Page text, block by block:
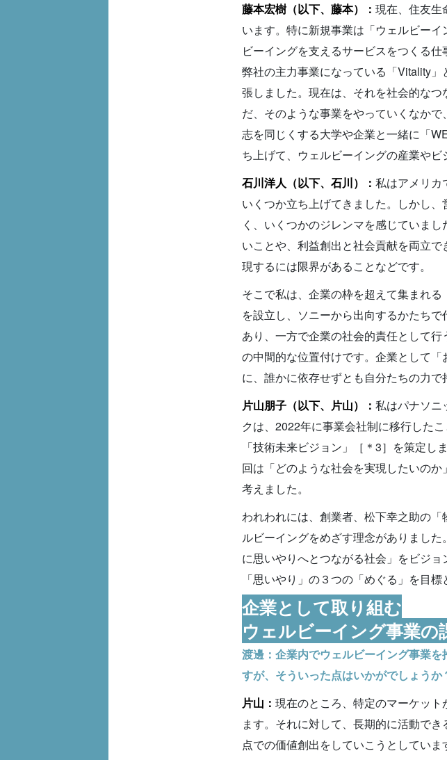
藤本宏樹（以下、藤本）： 現在、住友生
います。特に新規事業は「ウェルビー
ビーイングを支えるサービスをつくる
弊社の主力事業になっている「Vitality
張しました。現在は、それを社会的な
だ、そのような事業をやっていくなか
志を同じくする大学や企業と一緒に「
ち上げて、ウェルビーイングの産業や
石川洋人（以下、石川）： 私はアメリカ
いくつか立ち上げてきました。しかし
く、いくつかのジレンマを感じていま
いことや、利益創出と社会貢献を両立
現するには限界があることなどです。
そこで私は、企業の枠を超えて集まれ
を設立し、ソニーから出向するかたち
あり、一方で企業の社会的責任として
の中間的な位置付けです。企業として
に、誰かに依存せずとも自分たちの力
片山朋子（以下、片山）： 私はパナソニ
クは、2022年に事業会社制に移行した
「技術未来ビジョン」［＊3］を策定
回は「どのような社会を実現したいの
考えました。
われわれには、創業者、松下幸之助の
ルビーイングをめざす理念がありまし
に思いやりへとつながる社会」をビジ
「思いやり」の３つの「めぐる」を目
企業として取り組む
ウェルビーイング事業の
渡邊：企業内でウェルビーイング事業
すが、そういった点はいかがでしょうか
片山： 現在のところ、特定のマーケッ
ます。それに対して、長期的に活動で
点での価値創出をしていこうとしていま